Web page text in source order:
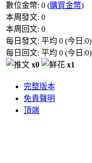
數位金幣: 0 (購買金幣)
本周發文: 0
本周回文: 0
每日發文: 平均 0 (今日:0)
每日回文: 平均 0 (今日:0)
x0
x1
完整版本
免責聲明
頂端